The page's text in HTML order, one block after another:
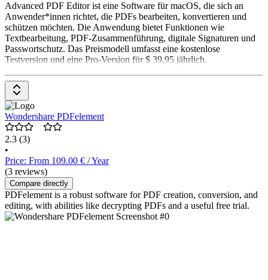
Advanced PDF Editor ist eine Software für macOS, die sich an
Anwender*innen richtet, die PDFs bearbeiten, konvertieren und
schützen möchten. Die Anwendung bietet Funktionen wie
Textbearbeitung, PDF-Zusammenführung, digitale Signaturen und
Passwortschutz. Das Preismodell umfasst eine kostenlose
Testversion und eine Pro-Version für $ 39,95 jährlich.
Wondershare PDFelement
2.3 (3)
•
Price: From 109.00 € / Year
(3 reviews)
Compare directly
PDFelement is a robust software for PDF creation, conversion, and
editing, with abilities like decrypting PDFs and a useful free trial.